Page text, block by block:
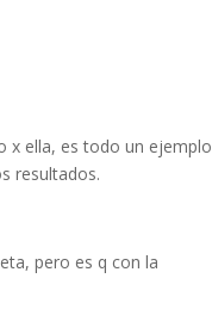
x ella, es todo un ejemplo
resultados.
pero es q con la